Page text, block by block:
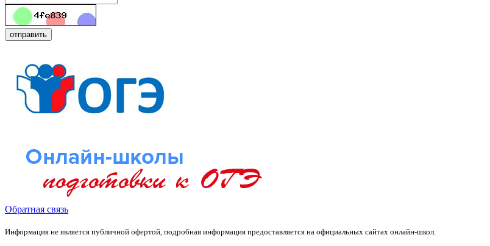
Обратная связь
Информация не является публичной офертой, подробная информация предоставляется на официальных сайтах онлайн-школ.